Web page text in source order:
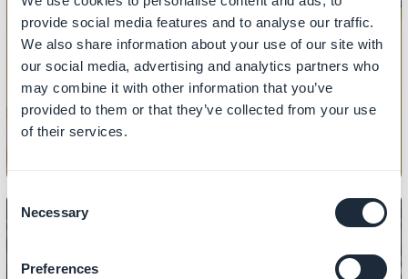
provide social media features and to analyse our traffic.
We also share information about your use of our site with
our social media, advertising and analytics partners who
may combine it with other information that you’ve
provided to them or that they’ve collected from your use
of their services.
Consent
Selection
Necessary
Preferences
PRODUKT
Hur man importerar/exporterar
produkter